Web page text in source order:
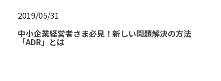
2019/05/31
中小企業経営者さま必見！新しい問題解決の方法
「ADR」とは